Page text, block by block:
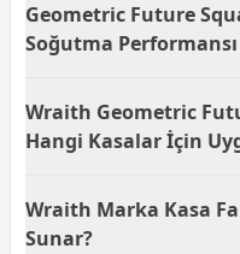
29 dBA gürültü
bilgisayarınızın sessiz
konforunu artırır.
Geometric Future
Soğutma Performansı
14 Fanı, yüksek hava
soğutma performansı
ısının hızlı bir şekilde
Wraith Geometric
Hangi Kasalar İçin
büyük boyutlu
fan boyutu, geniş iç
Wraith Marka Kasa
Sunar?